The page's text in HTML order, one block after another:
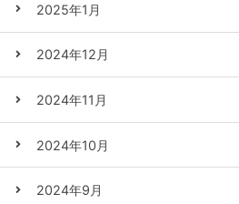
2025年1月
2024年12月
2024年11月
2024年10月
2024年9月